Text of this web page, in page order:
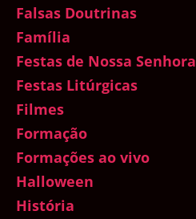
Falsas Doutrinas
Família
Festas de Nossa Senhora
Festas Litúrgicas
Filmes
Formação
Formações ao vivo
Halloween
História